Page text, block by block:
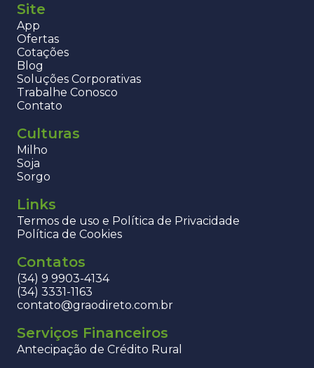
Site
App
Ofertas
Cotações
Blog
Soluções Corporativas
Trabalhe Conosco
Contato
Culturas
Milho
Soja
Sorgo
Links
Termos de uso e Política de Privacidade
Política de Cookies
Contatos
(34) 9 9903-4134
(34) 3331-1163
contato@graodireto.com.br
Serviços Financeiros
Antecipação de Crédito Rural